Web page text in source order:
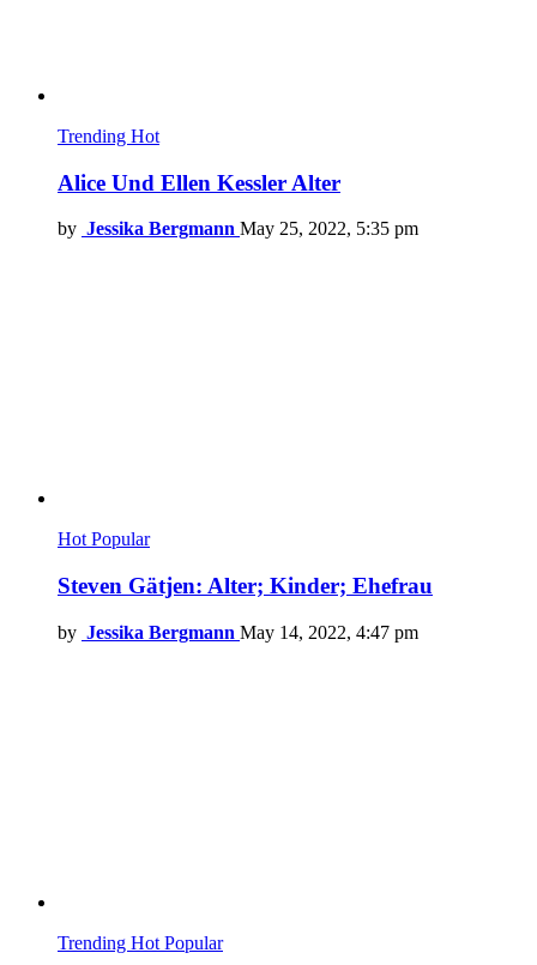
Trending Hot
Alice Und Ellen Kessler Alter
by Jessika Bergmann May 25, 2022, 5:35 pm
Hot Popular
Steven Gätjen: Alter; Kinder; Ehefrau
by Jessika Bergmann May 14, 2022, 4:47 pm
Trending Hot Popular